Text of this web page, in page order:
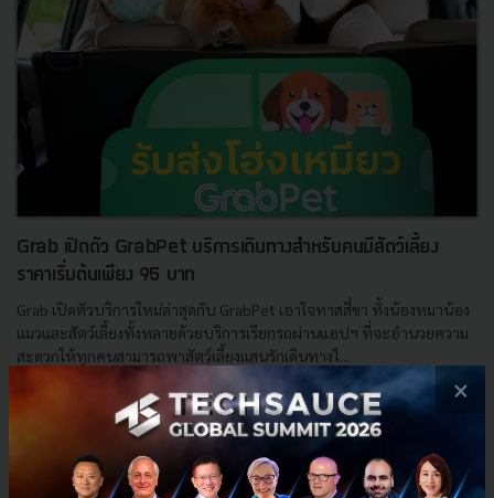
Grab เปิดตัว GrabPet บริการเดินทางสำหรับคนมีสัตว์เลี้ยง
ราคาเริ่มต้นเพียง 95 บาท
Grab เปิดตัวบริการใหม่ล่าสุดกับ GrabPet เอาใจทาสสี่ขา ทั้งน้องหมาน้อง
แมวและสัตว์เลี้ยงทั้งหลายด้วยบริการเรียกรถผ่านแอปฯ ที่จะอำนวยความ
สะดวกให้ทุกคนสามารถพาสัตว์เลี้ยงแสนรักเดินทางไ...
| ByTechsauce Team
Grab GrabPet
×